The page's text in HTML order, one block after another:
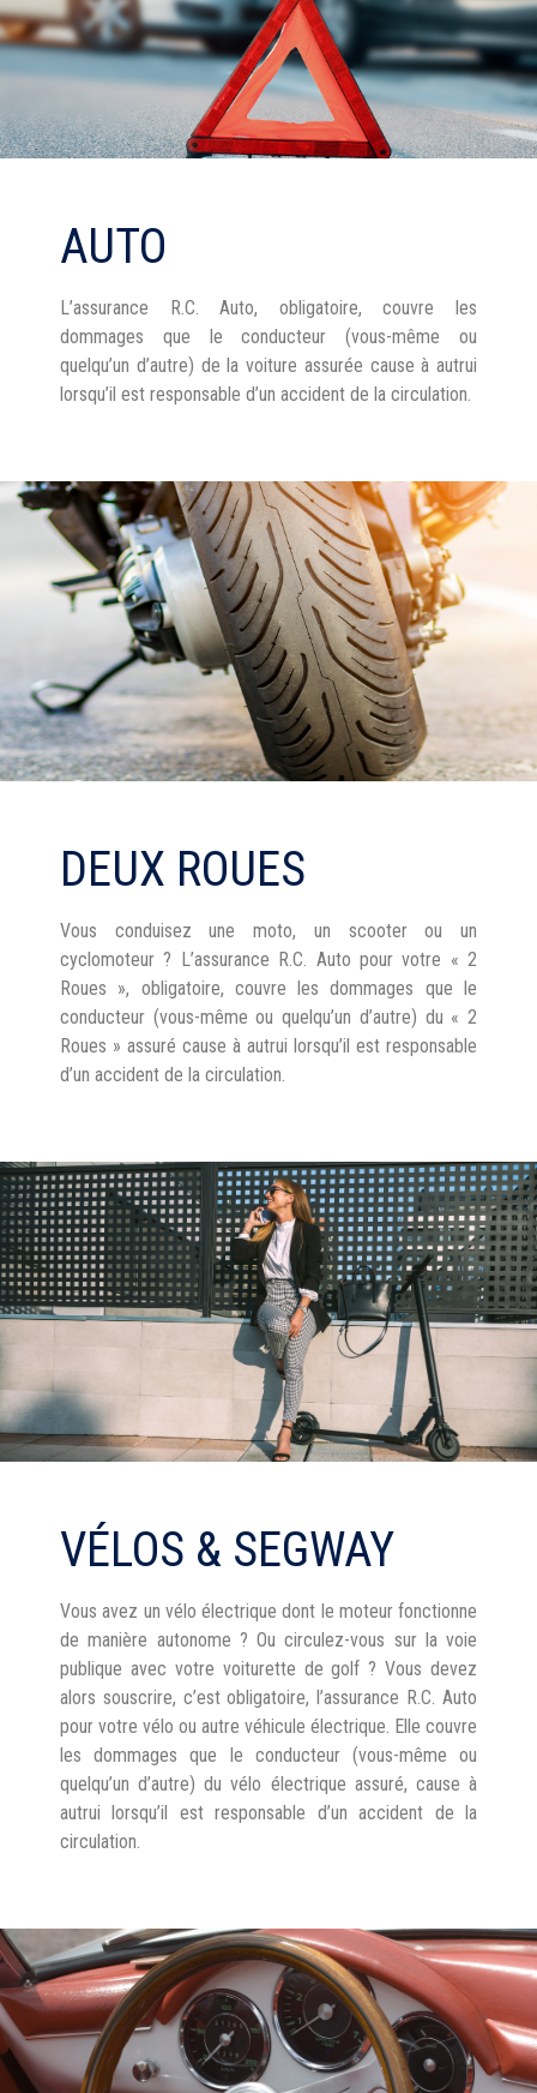
AUTO
L’assurance R.C. Auto, obligatoire, couvre les
dommages que le conducteur (vous-même ou
quelqu’un d’autre) de la voiture assurée cause à autrui
lorsqu’il est responsable d’un accident de la circulation.
DEUX ROUES
Vous conduisez une moto, un scooter ou un
cyclomoteur ? L’assurance R.C. Auto pour votre « 2
Roues », obligatoire, couvre les dommages que le
conducteur (vous-même ou quelqu’un d’autre) du « 2
Roues » assuré cause à autrui lorsqu’il est responsable
d’un accident de la circulation.
VÉLOS & SEGWAY
Vous avez un vélo électrique dont le moteur fonctionne
de manière autonome ? Ou circulez-vous sur la voie
publique avec votre voiturette de golf ? Vous devez
alors souscrire, c’est obligatoire, l’assurance R.C. Auto
pour votre vélo ou autre véhicule électrique. Elle couvre
les dommages que le conducteur (vous-même ou
quelqu’un d’autre) du vélo électrique assuré, cause à
autrui lorsqu’il est responsable d’un accident de la
circulation.